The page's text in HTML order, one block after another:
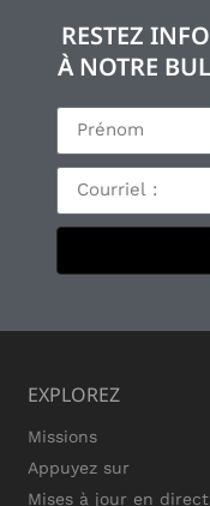
RESTEZ
À NOTRE
EXPLOREZ
Missions
Appuyez sur
Mises à jour en direct